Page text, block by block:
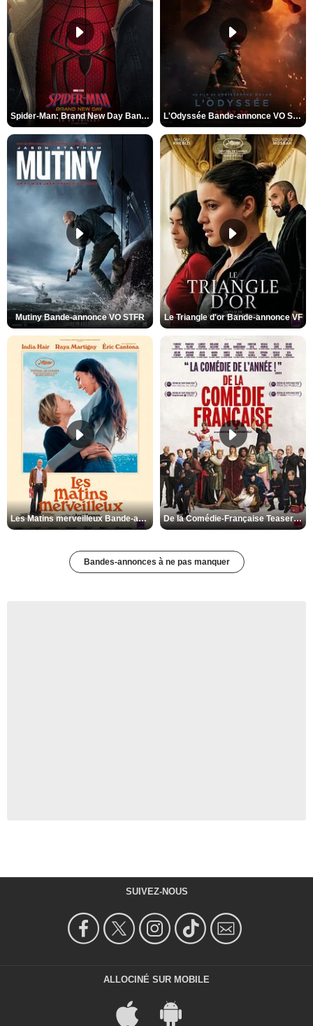
Spider-Man: Brand New Day Bande-annonce VO STFR L'Odyssée Bande-annonce VO STFR
Mutiny Bande-annonce VO STFR Le Triangle d'or Bande-annonce VF
Les Matins merveilleux Bande-annonce VF De la Comédie-Française Teaser VF
Bandes-annonces à ne pas manquer
SUIVEZ-NOUS
ALLOCINÉ SUR MOBILE